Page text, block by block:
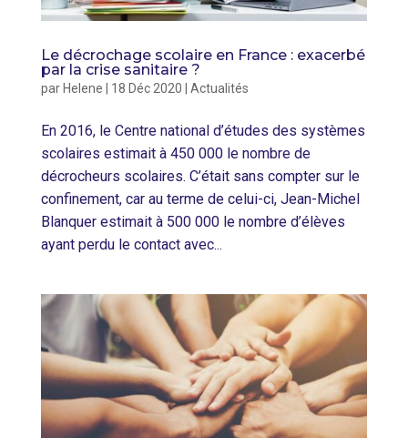
Le décrochage scolaire en France : exacerbé
par la crise sanitaire ?
par Helene 18 Déc 2020 Actualités
En 2016, le Centre national d’études des systèmes
scolaires estimait à 450 000 le nombre de
décrocheurs scolaires. C’était sans compter sur le
confinement, car au terme de celui-ci, Jean-Michel
Blanquer estimait à 500 000 le nombre d’élèves
ayant perdu le contact avec...